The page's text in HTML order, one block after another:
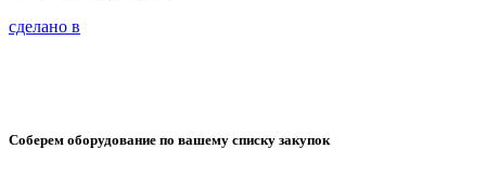
сделано в
Соберем оборудование по вашему списку закупок